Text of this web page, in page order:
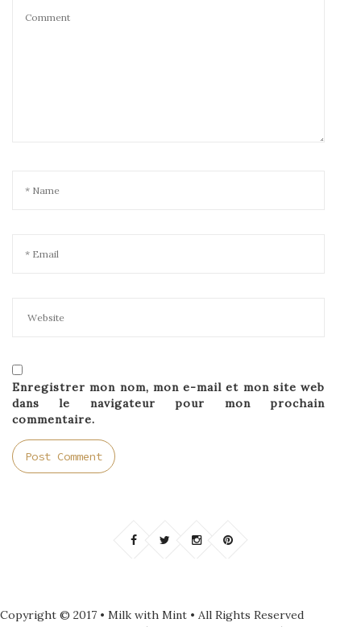
Enregistrer mon nom, mon e-mail et mon site web
dans le navigateur pour mon prochain
commentaire.
Copyright © 2017 • Milk with Mint • All Rights Reserved